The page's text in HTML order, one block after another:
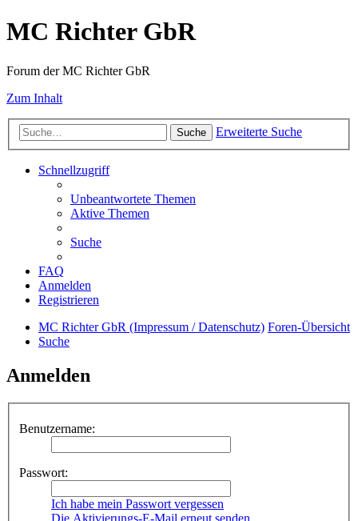
MC Richter GbR
Forum der MC Richter GbR
Zum Inhalt
Suche Erweiterte Suche
Schnellzugriff
Unbeantwortete Themen
Aktive Themen
Suche
FAQ
Anmelden
Registrieren
MC Richter GbR (Impressum / Datenschutz) Foren-Übersicht
Suche
Anmelden
Benutzername:
Passwort:
Ich habe mein Passwort vergessen
Die Aktivierungs-E-Mail erneut senden